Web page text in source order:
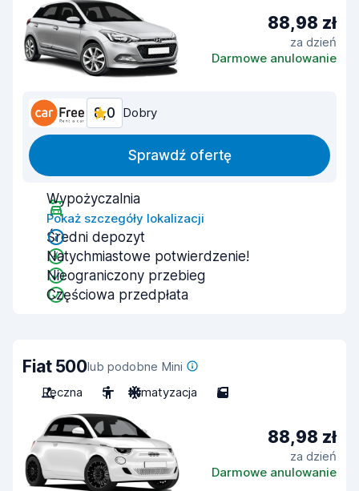
88,98 zł
za dzień
Darmowe anulowanie
8,0 Dobry
Sprawdź ofertę
Wypożyczalnia
Pokaż szczegóły lokalizacji
Średni depozyt
Natychmiastowe potwierdzenie!
Nieograniczony przebieg
Częściowa przedpłata
Fiat 500lub podobne Mini
Ręczna
5 Klimatyzacja 5
88,98 zł
za dzień
Darmowe anulowanie